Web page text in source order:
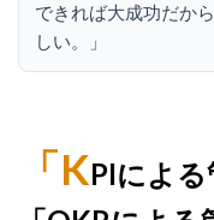
できれば大成功だか
しい。」
「KPIによる